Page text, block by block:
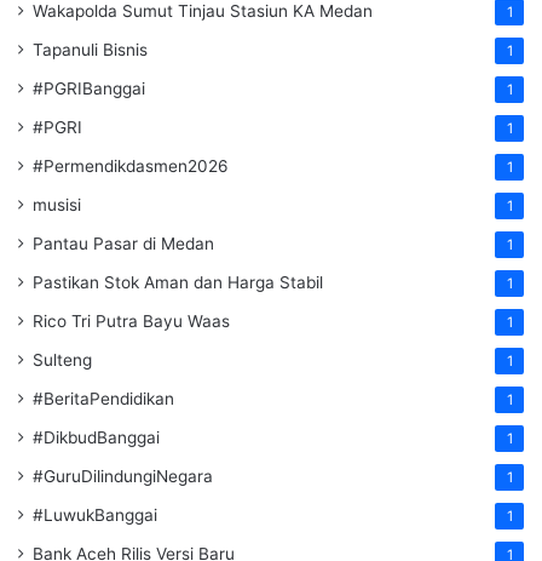
Wakapolda Sumut Tinjau Stasiun KA Medan 1
Tapanuli Bisnis 1
#PGRIBanggai 1
#PGRI 1
#Permendikdasmen2026 1
musisi 1
Pantau Pasar di Medan 1
Pastikan Stok Aman dan Harga Stabil 1
Rico Tri Putra Bayu Waas 1
Sulteng 1
#BeritaPendidikan 1
#DikbudBanggai 1
#GuruDilindungiNegara 1
#LuwukBanggai 1
Bank Aceh Rilis Versi Baru 1